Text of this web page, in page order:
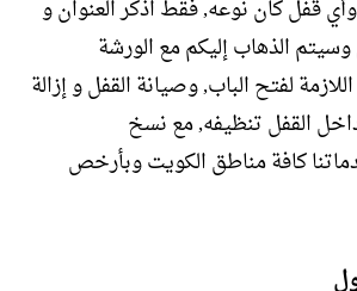
وأي قفل كان نوعه, فقط اذكر العنوان و
وسيتم الذهاب إليكم مع الورشة
لفتح الباب, وصيانة القفل و إزالة
داخل القفل تنظيفه, مع نسخ
كافة مناطق الكويت وبأرخص